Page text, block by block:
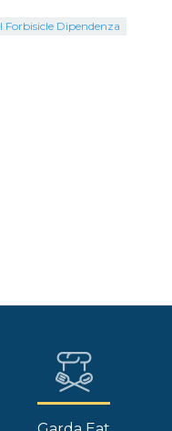
Forbisicle Dipendenza